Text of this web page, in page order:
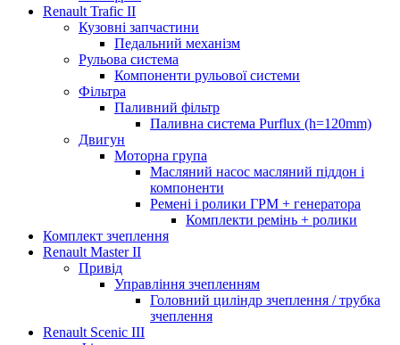
Renault Trafic II
Кузовні запчастини
Педальний механізм
Рульова система
Компоненти рульової системи
Фільтра
Паливний фільтр
Паливна система Purflux (h=120mm)
Двигун
Моторна група
Масляний насос масляний піддон і
компоненти
Ремені і ролики ГРМ + генератора
Комплекти ремінь + ролики
Комплект зчеплення
Renault Master II
Привід
Управління зчепленням
Головний циліндр зчеплення / трубка
зчеплення
Renault Scenic III